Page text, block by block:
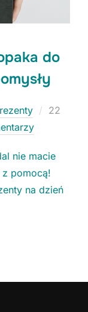
do
Posted
22
nie macie
z pomocą!
na dzień
do